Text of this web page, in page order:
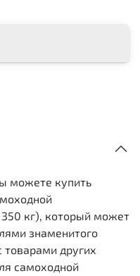
можете купить
кг), который может
знаменитого
товарами других
самоходной